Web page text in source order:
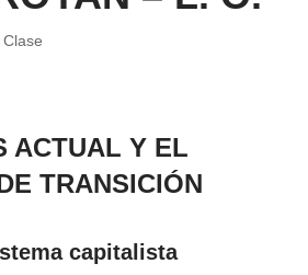
ACTUAL Y EL
TRANSICIÓN
capitalista